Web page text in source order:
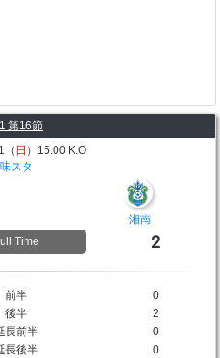
第16節
（ 日 ）15:00 K.O
味スタ
湘南
Time 2
前半
0
後半
2
長前半
0
長後半
0